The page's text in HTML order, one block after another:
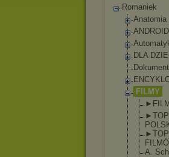
Romaniek
Anatomia
ANDROID
DLA
FILMY
►TOP
►TOP
A.